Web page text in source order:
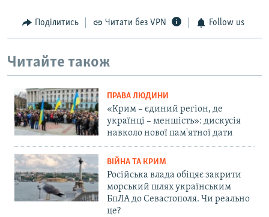
Поділитись Читати без VPN Follow us
Читайте також
ПРАВА ЛЮДИНИ
«Крим – єдиний регіон, де
українці – меншість»: дискусія
навколо нової пам'ятної дати
ВІЙНА ТА КРИМ
Російська влада обіцяє закрити
морський шлях українським
БпЛА до Севастополя. Чи реально
це?